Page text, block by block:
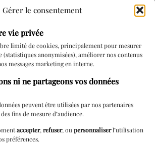
Gérer le consentement
vie privée
limité de cookies, principalement pour mesurer
(statistiques anonymisées), améliorer nos contenus
messages marketing en interne.
ni ne partageons vos données
peuvent être utilisées par nos partenaires
fins de mesure d’audience.
accepter,refuser, oupersonnaliserl’utilisation
préférences.
Politique de